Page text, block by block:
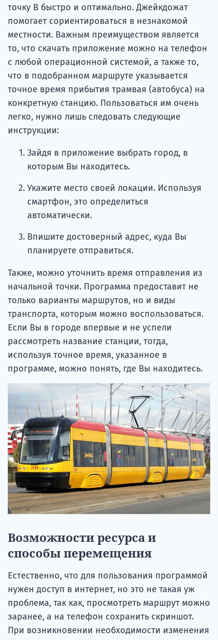
точку В быстро и оптимально. Джейкдожат
помогает сориентироваться в незнакомой
местности. Важным преимуществом является
то, что скачать приложение можно на телефон
с любой операционной системой, а также то,
что в подобранном маршруте указывается
точное время прибытия трамвая (автобуса) на
конкретную станцию. Пользоваться им очень
легко, нужно лишь следовать следующие
инструкции:
Зайдя в приложение выбрать город, в
которым Вы находитесь.
Укажите место своей локации. Используя
смартфон, это определиться
автоматически.
Впишите достоверный адрес, куда Вы
планируете отправиться.
Также, можно уточнить время отправления из
начальной точки. Программа предоставит не
только варианты маршрутов, но и виды
транспорта, которым можно воспользоваться.
Если Вы в городе впервые и не успели
рассмотреть название станции, тогда,
используя точное время, указанное в
программе, можно понять, где Вы находитесь.
Возможности ресурса и
способы перемещения
Естественно, что для пользования программой
нужен доступ в интернет, но это не такая уж
проблема, так как, просмотреть маршрут можно
заранее, а на телефон сохранить скриншот.
При возникновении необходимости изменения